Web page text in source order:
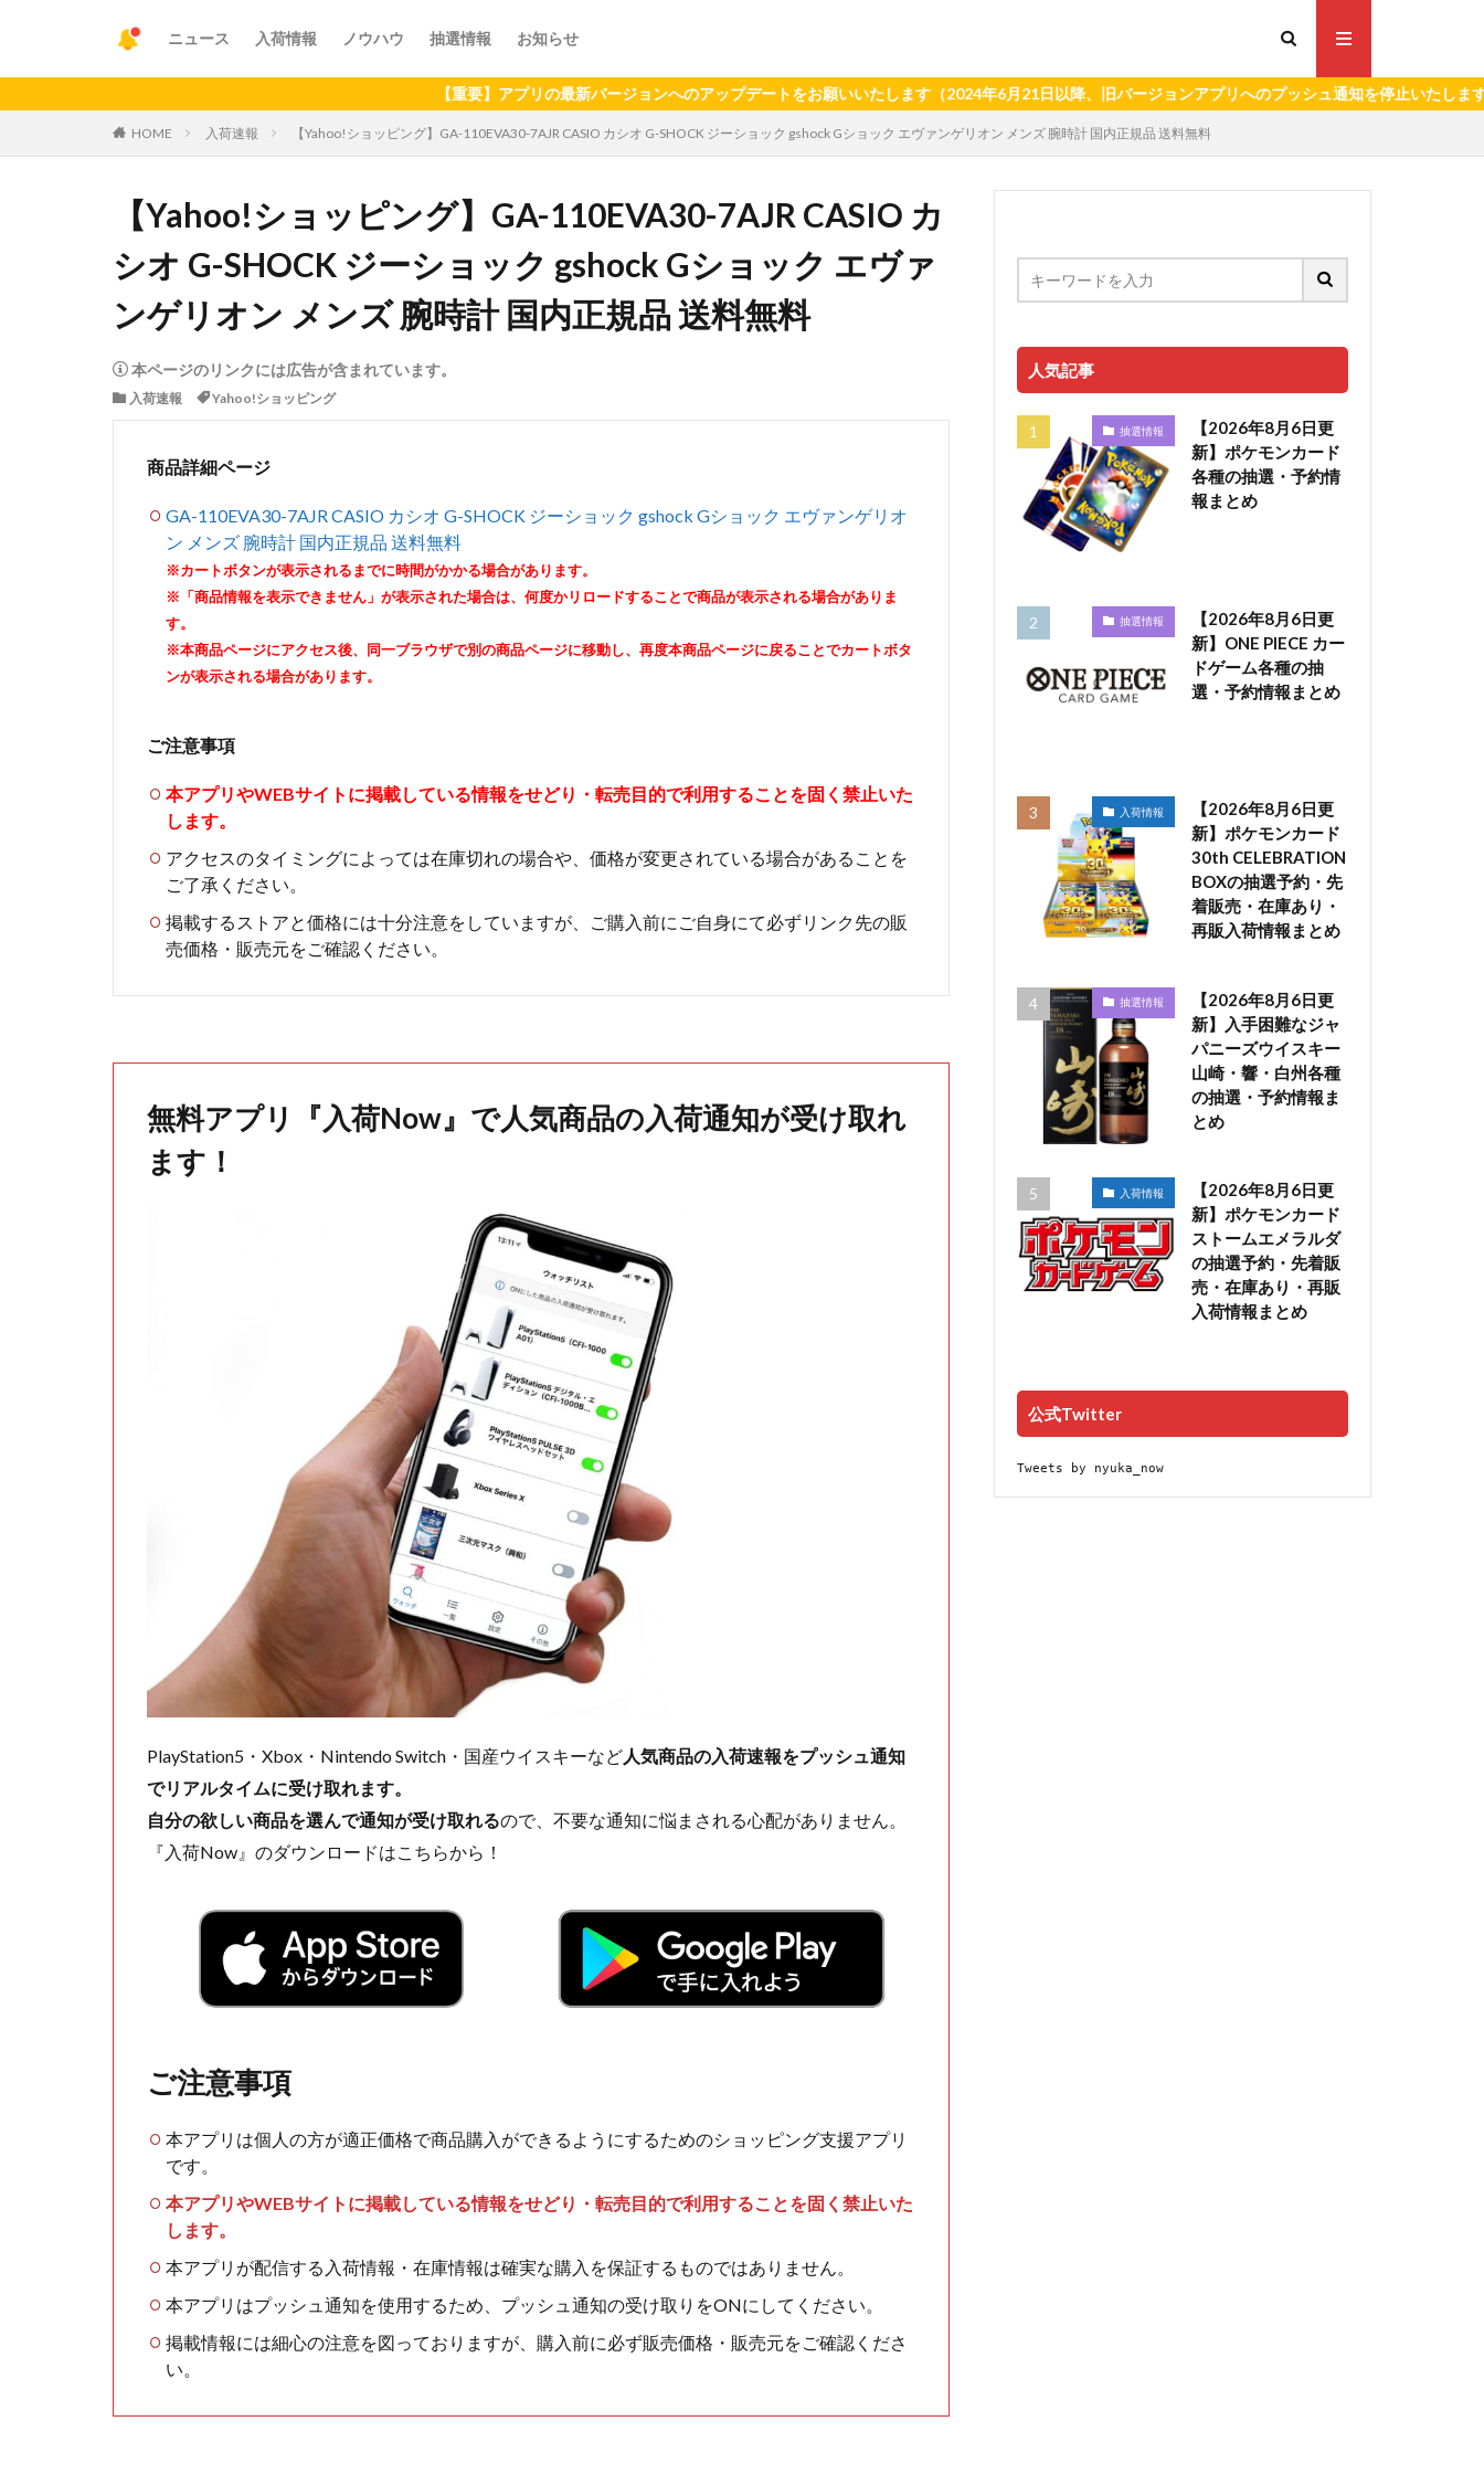
ニュース 入荷情報 ノウハウ 抽選情報 お知らせ
【重要】アプリの最新バージョンへのアップデートをお願いいたします（2024年6月21日以降、旧バージョンアプリへのプッシュ通知を停止いたします。）
HOME 入荷速報 【Yahoo!ショッピング】GA-110EVA30-7AJR CASIO カシオ G-SHOCK ジーショック gshock Gショック エヴァンゲリオン メンズ 腕時計 国内正規品 送料無料
【Yahoo!ショッピング】GA-110EVA30-7AJR CASIO カ
シオ G-SHOCK ジーショック gshock Gショック エヴァ
ンゲリオン メンズ 腕時計 国内正規品 送料無料
本ページのリンクには広告が含まれています。
入荷速報 Yahoo!ショッピング
商品詳細ページ
GA-110EVA30-7AJR CASIO カシオ G-SHOCK ジーショック gshock Gショック エヴァンゲリオ
ン メンズ 腕時計 国内正規品 送料無料
※カートボタンが表示されるまでに時間がかかる場合があります。
※「商品情報を表示できません」が表示された場合は、何度かリロードすることで商品が表示される場合がありま
す。
※本商品ページにアクセス後、同一ブラウザで別の商品ページに移動し、再度本商品ページに戻ることでカートボタ
ンが表示される場合があります。
ご注意事項
本アプリやWEBサイトに掲載している情報をせどり・転売目的で利用することを固く禁止いた
します。
アクセスのタイミングによっては在庫切れの場合や、価格が変更されている場合があることを
ご了承ください。
掲載するストアと価格には十分注意をしていますが、ご購入前にご自身にて必ずリンク先の販
売価格・販売元をご確認ください。
無料アプリ『入荷Now』で人気商品の入荷通知が受け取れ
ます！
PlayStation5・Xbox・Nintendo Switch・国産ウイスキーなど人気商品の入荷速報をプッシュ通知
でリアルタイムに受け取れます。
自分の欲しい商品を選んで通知が受け取れるので、不要な通知に悩まされる心配がありません。
『入荷Now』のダウンロードはこちらから！
ご注意事項
本アプリは個人の方が適正価格で商品購入ができるようにするためのショッピング支援アプリ
です。
本アプリやWEBサイトに掲載している情報をせどり・転売目的で利用することを固く禁止いた
します。
本アプリが配信する入荷情報・在庫情報は確実な購入を保証するものではありません。
本アプリはプッシュ通知を使用するため、プッシュ通知の受け取りをONにしてください。
掲載情報には細心の注意を図っておりますが、購入前に必ず販売価格・販売元をご確認くださ
い。
人気記事
抽選情報
【2026年8月6日更
新】ポケモンカード
各種の抽選・予約情
報まとめ
抽選情報
【2026年8月6日更
新】ONE PIECE カー
ドゲーム各種の抽
選・予約情報まとめ
入荷情報
【2026年8月6日更
新】ポケモンカード
30th CELEBRATION
BOXの抽選予約・先
着販売・在庫あり・
再販入荷情報まとめ
抽選情報
【2026年8月6日更
新】入手困難なジャ
パニーズウイスキー
山崎・響・白州各種
の抽選・予約情報ま
とめ
入荷情報
【2026年8月6日更
新】ポケモンカード
ストームエメラルダ
の抽選予約・先着販
売・在庫あり・再販
入荷情報まとめ
公式Twitter
Tweets by nyuka_now